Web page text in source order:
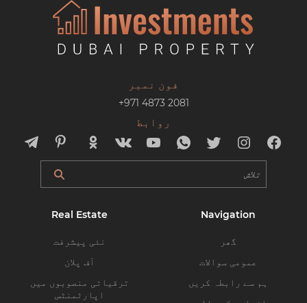
فون نمبر
+971 4873 2081
روابط
Navigation
گھر
عمومی سوالات
ہم سے رابطہ کریں
Real Estate
نئی پیشرفت
آف پلان
ترقیاتی منصوبوں میں
اپارٹمنٹس